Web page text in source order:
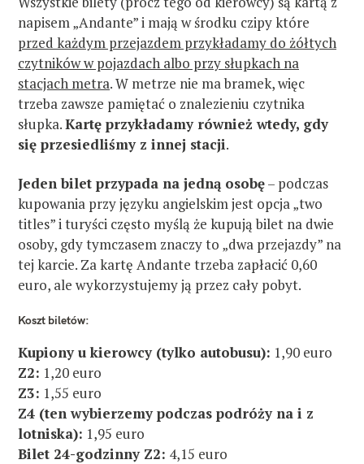
napisem „Andante” i mają w środku czipy które
przed każdym przejazdem przykładamy do żółtych
czytników w pojazdach albo przy słupkach na
stacjach metra. W metrze nie ma bramek, więc
trzeba zawsze pamiętać o znalezieniu czytnika
słupka.Kartę przykładamy również wtedy, gdy
się przesiedliśmy z innej stacji.
Jeden bilet przypada na jedną osobę– podczas
kupowania przy języku angielskim jest opcja „two
titles” i turyści często myślą że kupują bilet na dwie
osoby, gdy tymczasem znaczy to „dwa przejazdy” na
tej karcie. Za kartę Andante trzeba zapłacić 0,60
euro, ale wykorzystujemy ją przez cały pobyt.
Koszt biletów:
Kupiony u kierowcy (tylko autobusu): 1,90 euro
Z2: 1,20 euro
Z3: 1,55 euro
Z4 (ten wybierzemy podczas podróży na i z
lotniska): 1,95 euro
Bilet 24-godzinny Z2: 4,15 euro